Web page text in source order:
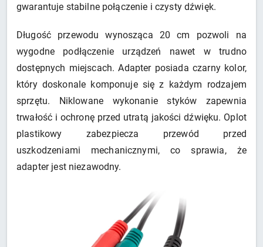
gwarantuje stabilne połączenie i czysty dźwięk.
Długość przewodu wynosząca 20 cm pozwoli na
wygodne podłączenie urządzeń nawet w trudno
dostępnych miejscach. Adapter posiada czarny kolor,
który doskonale komponuje się z każdym rodzajem
sprzętu. Niklowane wykonanie styków zapewnia
trwałość i ochronę przed utratą jakości dźwięku. Oplot
plastikowy zabezpiecza przewód przed
uszkodzeniami mechanicznymi, co sprawia, że
adapter jest niezawodny.